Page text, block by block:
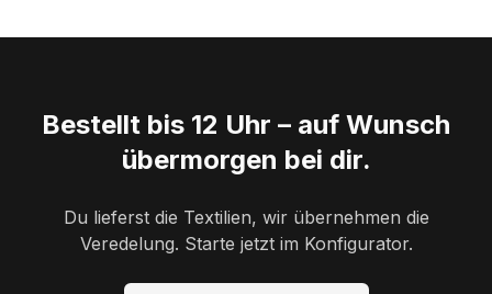
Bestellt bis 12 Uhr – auf Wunsch
übermorgen bei dir.
Du lieferst die Textilien, wir übernehmen die
Veredelung. Starte jetzt im Konfigurator.